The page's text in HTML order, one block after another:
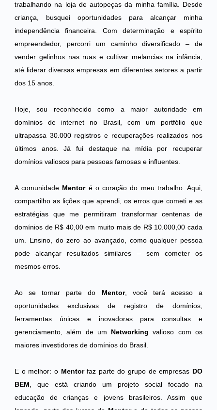
trabalhando na loja de autopeças da minha família. Desde
criança, busquei oportunidades para alcançar minha
independência financeira. Com determinação e espírito
empreendedor, percorri um caminho diversificado – de
vender gelinhos nas ruas e cultivar melancias na infância,
até liderar diversas empresas em diferentes setores a partir
dos 15 anos.
Hoje, sou reconhecido como a maior autoridade em
domínios de internet no Brasil, com um portfólio que
ultrapassa 30.000 registros e recuperações realizados nos
últimos anos. Já fui destaque na mídia por recuperar
domínios valiosos para pessoas famosas e influentes.
A comunidade Mentor é o coração do meu trabalho. Aqui,
compartilho as lições que aprendi, os erros que cometi e as
estratégias que me permitiram transformar centenas de
domínios de R$ 40,00 em muito mais de R$ 10.000,00 cada
um. Ensino, do zero ao avançado, como qualquer pessoa
pode alcançar resultados similares – sem cometer os
mesmos erros.
Ao se tornar parte do Mentor, você terá acesso a
oportunidades exclusivas de registro de domínios,
ferramentas únicas e inovadoras para consultas e
gerenciamento, além de um Networkingvalioso com os
maiores investidores de domínios do Brasil.
E o melhor: o Mentorfaz parte do grupo de empresas DO
BEM , que está criando um projeto social focado na
educação de crianças e jovens brasileiros. Assim que